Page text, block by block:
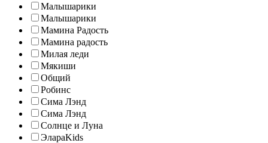
Малышарики
Малышарики
Мамина Радость
Мамина радость
Милая леди
Мякиши
Общий
Робинс
Сима Лэнд
Сима Лэнд
Солнце и Луна
ЭлараKids